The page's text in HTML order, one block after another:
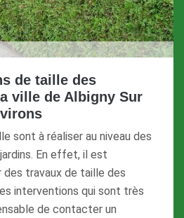
de taille des
ville de Albigny Sur
sont à réaliser au niveau des
En effet, il est
des travaux de taille des
interventions qui sont très
de contacter un